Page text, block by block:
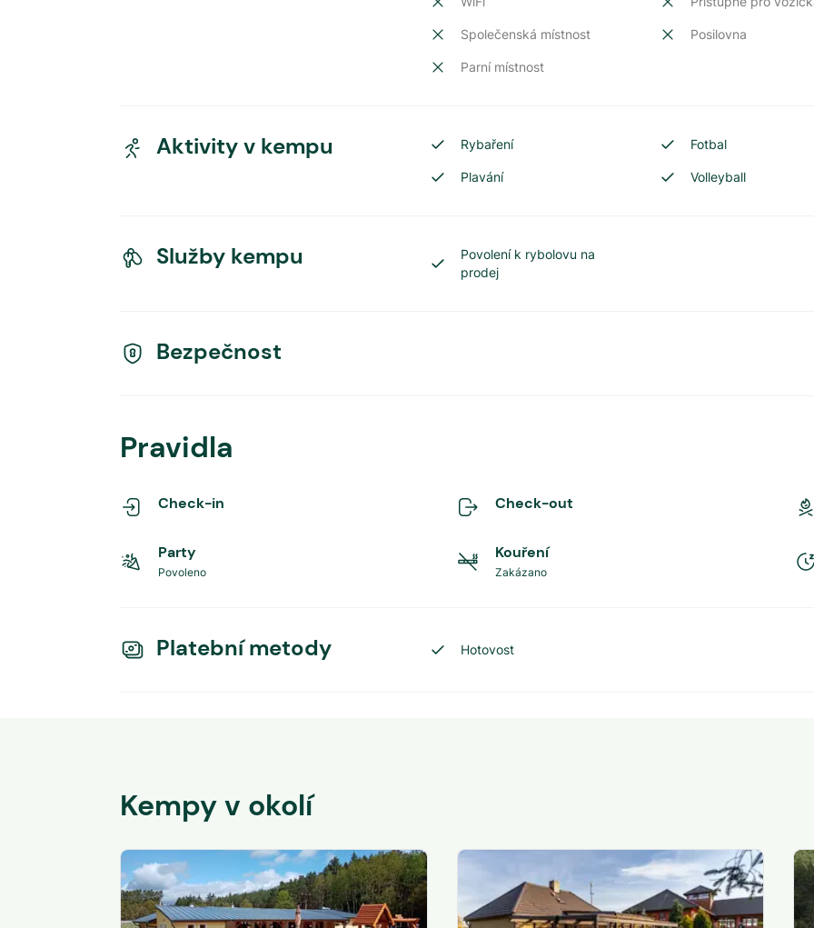
Společenská místnost Posilovna
Parní místnost
Aktivity v kempu Rybaření Fotbal
Plavání Volleyball
Služby kempu
Povolení k rybolovu na
prodej
Bezpečnost
Pravidla
Check-in Check-out
Party
Povoleno
Kouření
Zakázano
Platební metody Hotovost
Kempy v okolí